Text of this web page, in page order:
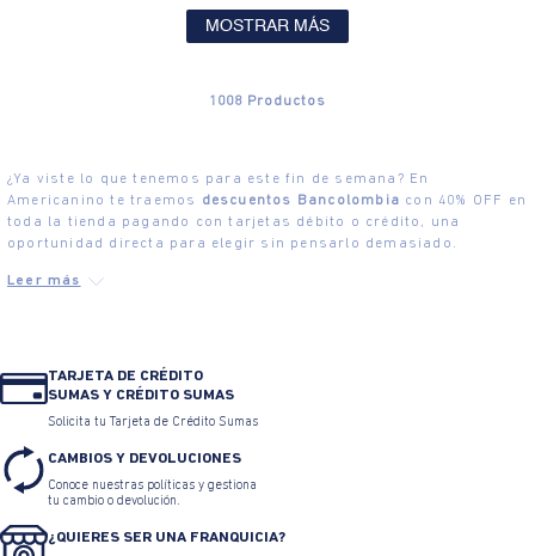
MOSTRAR MÁS
1008 Productos
¿Ya viste lo que tenemos para este fin de semana? En
Americanino te traemos
descuentos Bancolombia con 40% OFF en
toda la tienda pagando con tarjetas débito o crédito, una
oportunidad directa para elegir sin pensarlo demasiado.
TARJETA DE CRÉDITO
SUMAS Y CRÉDITO SUMAS
Solicita tu Tarjeta de Crédito Sumas
CAMBIOS Y DEVOLUCIONES
Conoce nuestras políticas y gestiona
tu cambio o devolución.
¿QUIERES SER UNA FRANQUICIA?